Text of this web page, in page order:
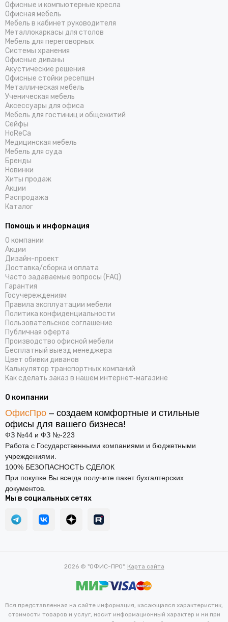
Офисные и компьютерные кресла
Офисная мебель
Мебель в кабинет руководителя
Металлокаркасы для столов
Мебель для переговорных
Системы хранения
Офисные диваны
Акустические решения
Офисные стойки ресепшн
Металлическая мебель
Ученическая мебель
Аксессуары для офиса
Мебель для гостиниц и общежитий
Cейфы
HoReCa
Медицинская мебель
Мебель для суда
Бренды
Новинки
Хиты продаж
Акции
Распродажа
Каталог
Помощь и информация
О компании
Акции
Дизайн-проект
Доставка/cборка и оплата
Часто задаваемые вопросы (FAQ)
Гарантия
Госучереждениям
Правила эксплуатации мебели
Политика конфиденциальности
Пользовательское соглашение
Публичная оферта
Производство офисной мебели
Бесплатный выезд менеджера
Цвет обивки диванов
Калькулятор транспортных компаний
Как сделать заказ в нашем интернет‑магазине
О компании
ОфисПро – создаем комфортные и стильные
офисы для вашего бизнеса!
ФЗ №44 и ФЗ №-223
Работа с Государственными компаниями и бюджетными
учреждениями.
100% БЕЗОПАСНОСТЬ СДЕЛОК
При покупке Вы всегда получите пакет бухгалтерских
документов.
Мы в социальных сетях
2026 © "ОФИС-ПРО". Карта сайта
Вся представленная на сайте информация, касающаяся характеристик,
стоимости товаров и услуг, носит информационный характер и ни при